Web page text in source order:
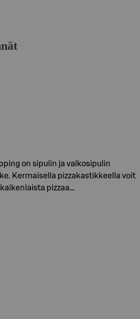
on sipulin ja valkosipulin
Kermaisella pizzakastikkeella voit
pizzaa…